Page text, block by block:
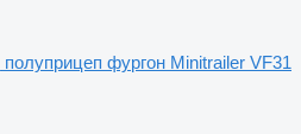
полуприцеп фургон Minitrailer VF31